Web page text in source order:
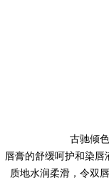
古驰倾
唇膏的舒缓呵护和染唇
质地水润柔滑，令双